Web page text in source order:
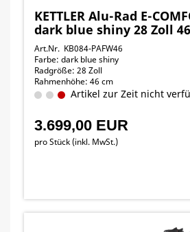
KETTLER Alu-Rad E-
dark blue shiny 28 Zoll
Art.Nr. KB084-PAFW46
Farbe: dark blue shiny
Radgröße: 28 Zoll
Rahmenhöhe: 46 cm
Artikel zur Zeit nicht
3.699,00 EUR
pro Stück (inkl. MwSt.)